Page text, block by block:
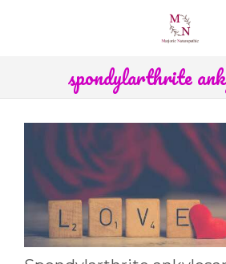
spondylarthrite